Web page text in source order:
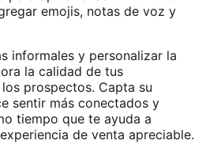
emojis, notas de voz y
informales y personalizar la
la calidad de tus
prospectos. Capta su
sentir más conectados y
tiempo que te ayuda a
de venta apreciable.